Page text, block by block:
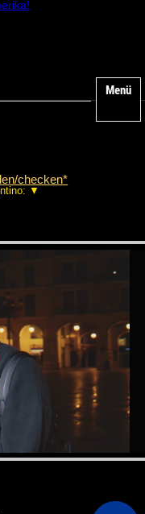
Menü
checken*
▼